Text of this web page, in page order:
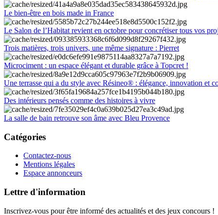
Le bien-être en bois made in France
Le Salon de l’Habitat revient en octobre pour concrétiser tous vos
Trois matières, trois univers, une même signature : Pierret
Microciment : un espace élégant et durable grâce à Topcret !
Une terrasse qui a du style avec Résineo® : élégance, innovation et
Des intérieurs pensés comme des histoires à vivre
La salle de bain retrouve son âme avec Bleu Provence
Catégories
Contactez-nous
Mentions légales
Espace annonceurs
Lettre d'information
Inscrivez-vous pour être informé des actualités et des jeux concours !